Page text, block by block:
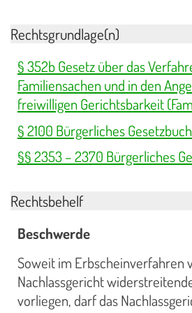
Rechtsgrundlage(n)
§ 352b Gesetz über das
Familiensachen und in den
freiwilligen Gerichtsbarkeit
§ 2100 Bürgerliches
§§ 2353 – 2370 Bürgerliches
Rechtsbehelf
Beschwerde
Soweit im Erbscheinverfahren
Nachlassgericht
vorliegen, darf das